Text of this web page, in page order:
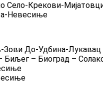
Село-Крекови-
Невесиње
До-Удбина-
Биљег – Биоград –